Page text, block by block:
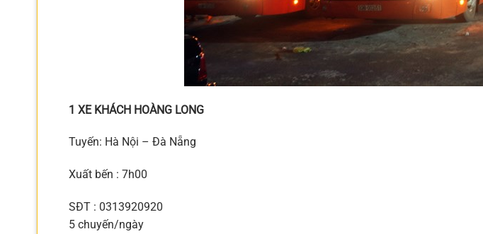
1 XE KHÁCH HOÀNG LONG
Tuyến: Hà Nội – Đà Nẵng
Xuất bến : 7h00
SĐT : 0313920920
5 chuyến/ngày